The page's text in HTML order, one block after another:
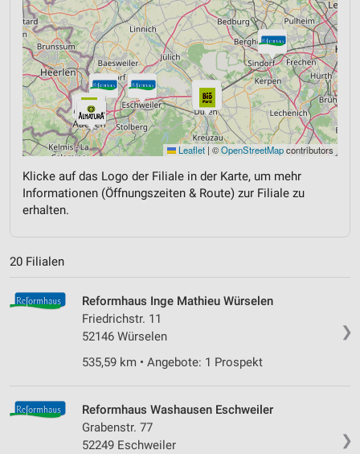
Leaflet | ©OpenStreetMapcontributors
Klicke auf das Logo der Filiale in der Karte, um mehr
Informationen (Öffnungszeiten & Route) zur Filiale zu
erhalten.
20 Filialen
❯
Reformhaus Inge Mathieu Würselen
Friedrichstr. 11
52146 Würselen
535,59 km • Angebote: 1 Prospekt
❯
Reformhaus Washausen Eschweiler
Grabenstr. 77
52249 Eschweiler